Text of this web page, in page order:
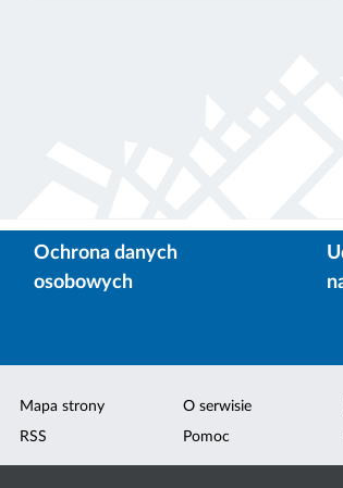
Ochrona danych
osobowych
Mapa strony
RSS
O serwisie
Pomoc